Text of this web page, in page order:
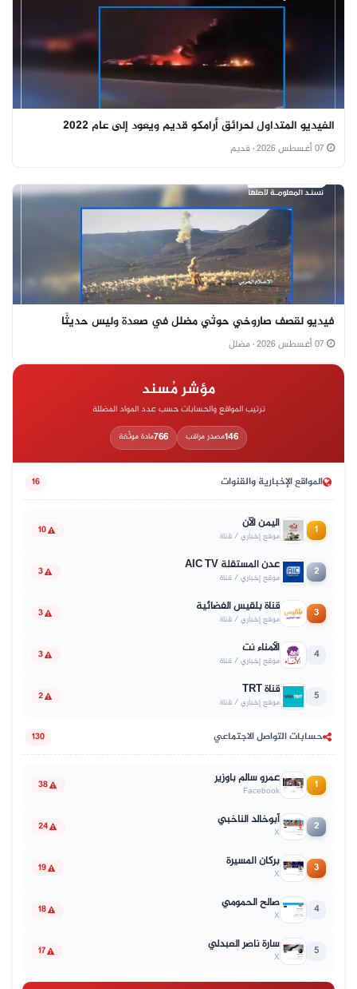
الفيديو المتداول لحرائق أرامكو قديم ويعود إلى عام 2022
· قديم
فيديو لقصف صاروخي حوثي مضلل في صعدة وليس حديثًا
· مضلل
مؤشر مُسند
ترتيب المواقع والحسابات حسب عدد المواد المضللة
146مصدر مراقب 766مادة موثّقة
المواقع الإخبارية والقنوات 16
1 اليمن الآن
موقع إخباري / قناة 10
2 عدن المستقلة AIC TV
موقع إخباري / قناة 3
3 قناة بلقيس الفضائية
موقع إخباري / قناة 3
4 الأمناء نت
موقع إخباري / قناة 3
5 قناة TRT
موقع إخباري / قناة 2
حسابات التواصل الاجتماعي 130
1 عمرو سالم باوزير
Facebook
38
2 أبوخالد الناخبي
X
24
3 بركان المسيرة
X
19
4 صالح الحمومي
X
18
5 سارة ناصر العبدلي
X
17